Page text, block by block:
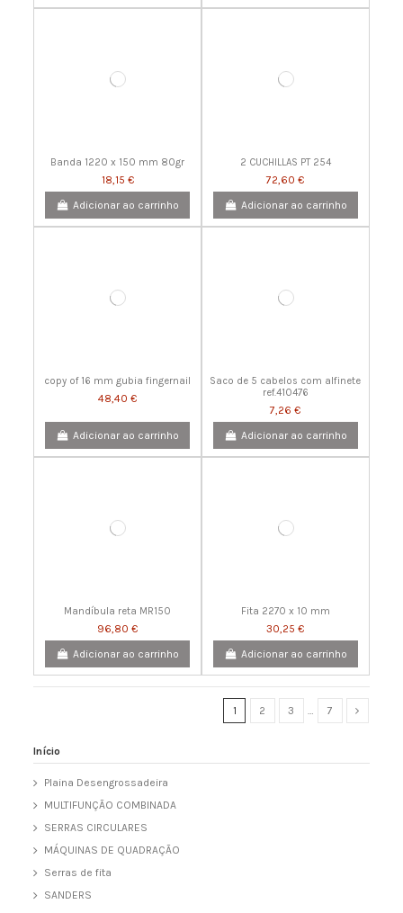
Banda 1220 x 150 mm 80gr
18,15 €
Adicionar ao carrinho
2 CUCHILLAS PT 254
72,60 €
Adicionar ao carrinho
copy of 16 mm gubia fingernail
48,40 €
Adicionar ao carrinho
Saco de 5 cabelos com alfinete
ref.410476
7,26 €
Adicionar ao carrinho
Mandíbula reta MR150
96,80 €
Adicionar ao carrinho
Fita 2270 x 10 mm
30,25 €
Adicionar ao carrinho
1 2 3 7
Início
Plaina Desengrossadeira
MULTIFUNÇÃO COMBINADA
SERRAS CIRCULARES
MÁQUINAS DE QUADRAÇÃO
Serras de fita
SANDERS